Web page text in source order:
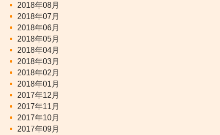
2018年08月
2018年07月
2018年06月
2018年05月
2018年04月
2018年03月
2018年02月
2018年01月
2017年12月
2017年11月
2017年10月
2017年09月